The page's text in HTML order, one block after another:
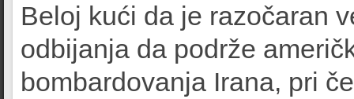
Beloj kući da je razočaran
odbijanja da podrže
bombardovanja Irana, pri